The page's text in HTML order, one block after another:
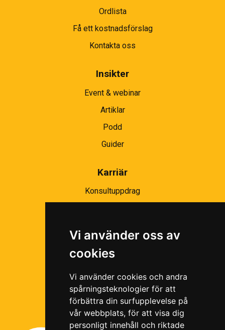
Vi använder oss av
cookies
Vi använder cookies och andra
spårningsteknologier för att
förbättra din surfupplevelse på
vår webbplats, för att visa dig
personligt innehåll och riktade
Ordlista
Få ett kostnadsförslag
Kontakta oss
Insikter
Event & webinar
Artiklar
Podd
Guider
Karriär
Konsultuppdrag
Ramavtal